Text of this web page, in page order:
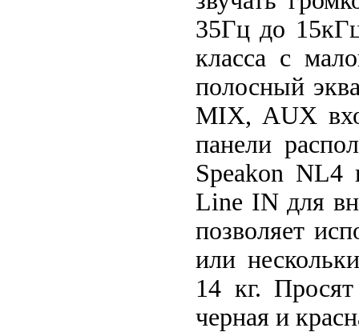
35Гц до
класса с
полосный
MIX, АUX
панели
Speakon NL4
Line IN для
позволяет
или
14 кг.
черная и